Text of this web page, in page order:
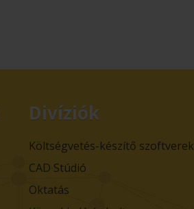
Divíziók
Költségvetés-készítő szoftverek
CAD Stúdió
Oktatás